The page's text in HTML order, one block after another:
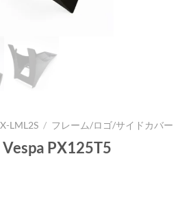
LML2S / フレーム/ロゴ/サイドカバー
PX125T5